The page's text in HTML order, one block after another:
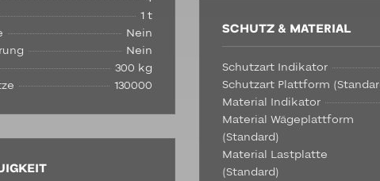
1 t
Nein
Nein
300 kg
130000
SCHUTZ & MATERIAL
Schutzart Indikator
Schutzart Plattform
Material Indikator
Material Wägeplattform
(Standard)
Material Lastplatte
(Standard)